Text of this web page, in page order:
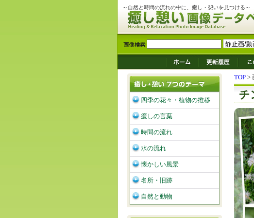
～自然と時間の流れの中に、癒し・憩いを見つける～
TOP >
チ
四季の花々・植物の推移
癒しの言葉
時間の流れ
水の流れ
懐かしい風景
名所・旧跡
自然と動物